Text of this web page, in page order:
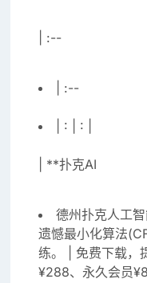
| :--
| :--
| : | : |
| **扑克AI
德州扑克人工
遗憾最小化算法
练。 | 免费下载，
¥288、永久会员